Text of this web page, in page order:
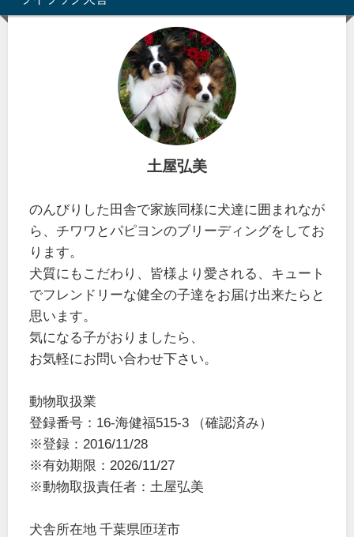
土屋弘美
のんびりした田舎で家族同様に犬達に囲まれなが
ら、チワワとパピヨンのブリーディングをしてお
ります。
犬質にもこだわり、皆様より愛される、キュート
でフレンドリーな健全の子達をお届け出来たらと
思います。
気になる子がおりましたら、
お気軽にお問い合わせ下さい。
動物取扱業
登録番号：16-海健福515-3 （確認済み）
※登録：2016/11/28
※有効期限：2026/11/27
※動物取扱責任者：土屋弘美
犬舎所在地 千葉県匝瑳市